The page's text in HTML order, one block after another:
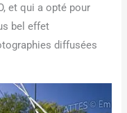
et qui a opté pour
bel effet
diffusées